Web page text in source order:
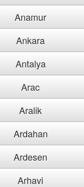
Anamur
Ankara
Antalya
Arac
Aralik
Ardahan
Ardesen
Arhavi